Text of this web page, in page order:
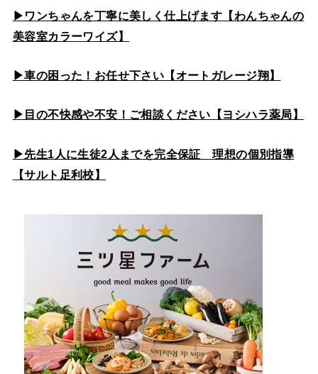
▶ワンちゃんを丁寧に美しく仕上げます【わんちゃんの
美容室カラーワイズ】
▶車の困った！お任せ下さい【オートガレージ翔】
▶目の不快感や不安！ご相談ください【ヨシハラ薬局】
▶先生1人に生徒2人までを完全保証 理想の個別指導
【サルト足利校】